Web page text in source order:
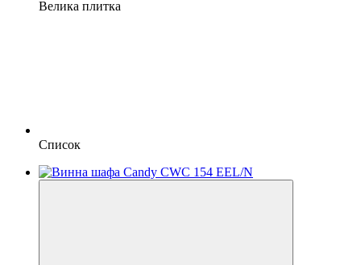
Велика плитка
Список